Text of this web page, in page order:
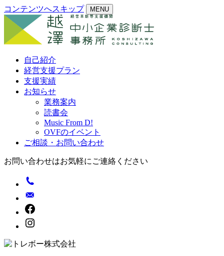
コンテンツへスキップ MENU
自己紹介
経営支援プラン
支援実績
お知らせ
業務案内
読書会
Music From D!
OVFのイベント
ご相談・お問い合わせ
お問い合わせはお気軽にご連絡ください